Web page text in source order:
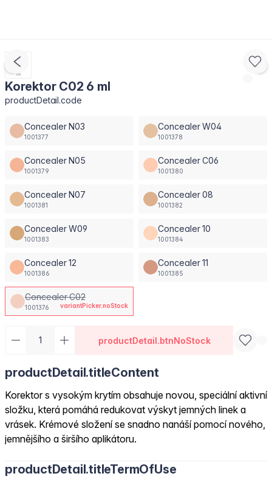
Korektor C02 6 ml
productDetail.code
Concealer N03
1001377
Concealer W04
1001378
Concealer N05
1001379
Concealer C06
1001380
Concealer N07
1001381
Concealer 08
1001382
Concealer W09
1001383
Concealer 10
1001384
Concealer 12
1001386
Concealer 11
1001385
Concealer C02
1001376 variantPicker.noStock
productDetail.btnNoStock
productDetail.titleContent
Korektor s vysokým krytím obsahuje novou, speciální aktivní
složku, která pomáhá redukovat výskyt jemných linek a
vrásek. Krémové složení se snadno nanáší pomocí nového,
jemnějšího a širšího aplikátoru.
productDetail.titleTermOfUse